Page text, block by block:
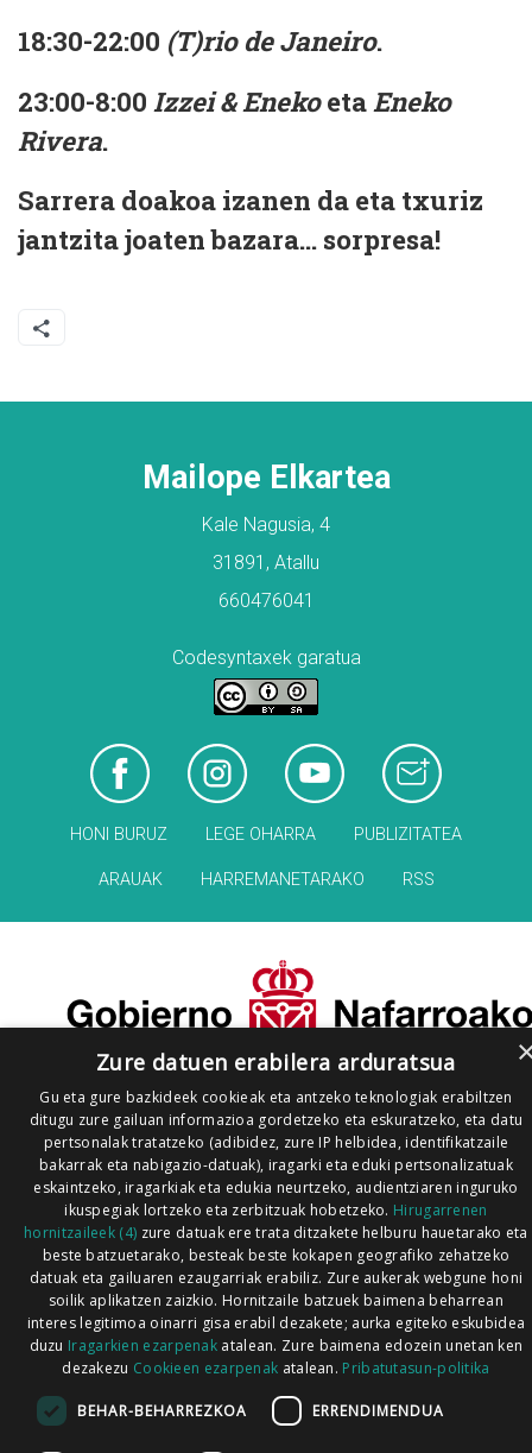
18:30-22:00 (T)rio de Janeiro.
23:00-8:00 Izzei & Enekoeta Eneko
Rivera.
Sarrera doakoa izanen da eta txuriz
jantzita joaten bazara... sorpresa!
Mailope Elkartea
Kale Nagusia, 4
31891, Atallu
660476041
Codesyntaxek garatua
HONI BURUZ LEGE OHARRA PUBLIZITATEA
ARAUAK HARREMANETARAKO RSS
Zure datuen erabilera arduratsua
Gu eta gure bazkideek cookieak eta antzeko teknologiak erabiltzen
ditugu zure gailuan informazioa gordetzeko eta eskuratzeko, eta datu
pertsonalak tratatzeko (adibidez, zure IP helbidea, identifikatzaile
bakarrak eta nabigazio-datuak), iragarki eta eduki pertsonalizatuak
eskaintzeko, iragarkiak eta edukia neurtzeko, audientziaren inguruko
ikuspegiak lortzeko eta zerbitzuak hobetzeko. Hirugarrenen
hornitzaileek (4) zure datuak ere trata ditzakete helburu hauetarako eta
beste batzuetarako, besteak beste kokapen geografiko zehatzeko
datuak eta gailuaren ezaugarriak erabiliz. Zure aukerak webgune honi
soilik aplikatzen zaizkio. Hornitzaile batzuek baimena beharrean
interes legitimoa oinarri gisa erabil dezakete; aurka egiteko eskubidea
duzu Iragarkien ezarpenak atalean. Zure baimena edozein unetan ken
dezakezu Cookieen ezarpenak atalean. Pribatutasun-politika
BEHAR-BEHARREZKOA ERRENDIMENDUA